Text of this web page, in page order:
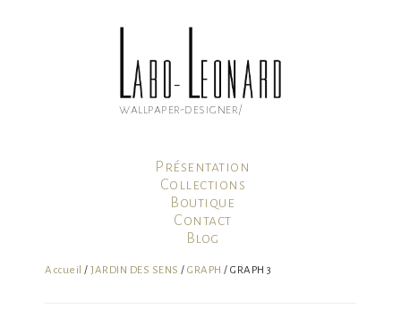
wallpaper-designer/
Présentation
Collections
Boutique
Contact
Blog
Panier
Accueil / JARDIN DES SENS / GRAPH / GRAPH 3